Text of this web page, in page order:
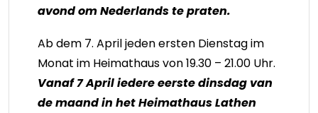
avond om Nederlands te praten.
Ab dem 7. April jeden ersten Dienstag im
Monat im Heimathaus von 19.30 – 21.00 Uhr.
Vanaf 7 April iedere eerste dinsdag van
de maand in het Heimathaus Lathen